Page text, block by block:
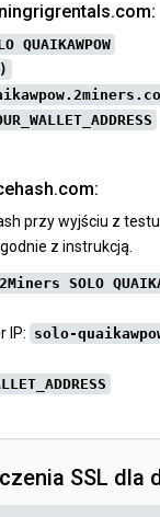
QUAIKAWPOW
przy wyjściu z
z instrukcją.
2Miners SOLO
IP: solo-
SSL